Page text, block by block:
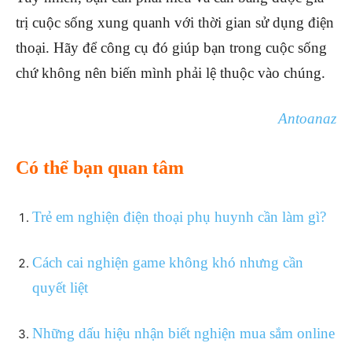
trị cuộc sống xung quanh với thời gian sử dụng điện
thoại. Hãy để công cụ đó giúp bạn trong cuộc sống
chứ không nên biến mình phải lệ thuộc vào chúng.
Antoanaz
Có thể bạn quan tâm
Trẻ em nghiện điện thoại phụ huynh cần làm gì?
Cách cai nghiện game không khó nhưng cần
quyết liệt
Những dấu hiệu nhận biết nghiện mua sắm online